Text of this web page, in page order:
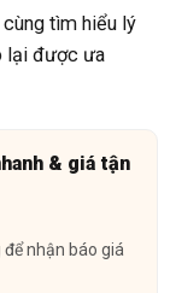
tìm hiểu lý
lại được ưa
& giá tận
nhận báo giá